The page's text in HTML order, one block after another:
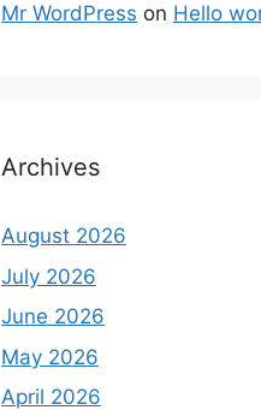
Mr WordPress on Hello
Archives
August 2026
July 2026
June 2026
May 2026
April 2026